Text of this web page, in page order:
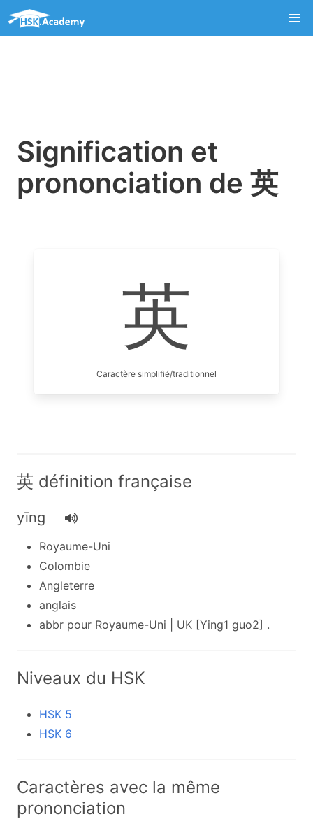
Signification et
prononciation de 英
英
Caractère simplifié/traditionnel
英 définition française
yīng
Royaume-Uni
Colombie
Angleterre
anglais
abbr pour Royaume-Uni | UK [Ying1 guo2] .
Niveaux du HSK
HSK 5
HSK 6
Caractères avec la même
prononciation